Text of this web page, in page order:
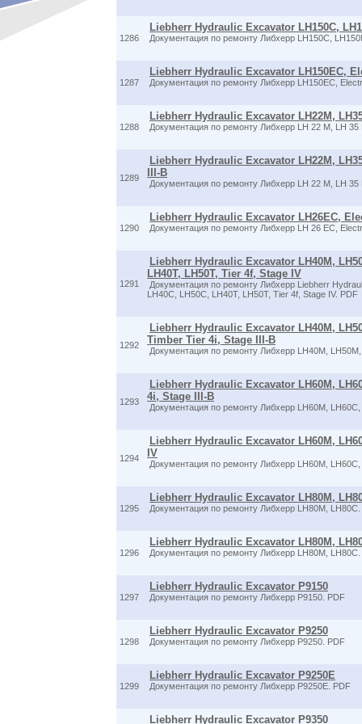
1286
Liebherr Hydraulic Excavator LH150C,
Документация по ремонту Либхерр LH150C,
1287
Liebherr Hydraulic Excavator LH150EC,
Документация по ремонту Либхерр LH150EC,
1288
Liebherr Hydraulic Excavator LH22M,
Документация по ремонту Либхерр LH 22 M, LH 35
1289
Liebherr Hydraulic Excavator LH22M,
III-B
Документация по ремонту Либхерр LH 22 M, LH 35
1290
Liebherr Hydraulic Excavator LH26EC,
Документация по ремонту Либхерр LH 26 EC,
1291
Liebherr Hydraulic Excavator LH40M,
LH40T, LH50T, Tier 4f, Stage IV
Документация по ремонту Либхерр Liebherr
LH40C, LH50C, LH40T, LH50T, Tier 4f, Stage IV. PDF
1292
Liebherr Hydraulic Excavator LH40M,
Timber Tier 4i, Stage III-B
Документация по ремонту Либхерр LH40M,
1293
Liebherr Hydraulic Excavator LH60M,
4i, Stage III-B
Документация по ремонту Либхерр LH60M,
1294
Liebherr Hydraulic Excavator LH60M,
IV
Документация по ремонту Либхерр LH60M,
1295
Liebherr Hydraulic Excavator LH80M,
Документация по ремонту Либхерр LH80M,
1296
Liebherr Hydraulic Excavator LH80M,
Документация по ремонту Либхерр LH80M,
1297
Liebherr Hydraulic Excavator P9150
Документация по ремонту Либхерр P9150. PDF
1298
Liebherr Hydraulic Excavator P9250
Документация по ремонту Либхерр P9250. PDF
1299
Liebherr Hydraulic Excavator P9250E
Документация по ремонту Либхерр P9250E. PDF
Liebherr Hydraulic Excavator P9350